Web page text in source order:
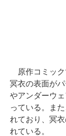
原作コミック
冥衣の表面が
やアンダーウ
っている。ま
れており、冥
れている。